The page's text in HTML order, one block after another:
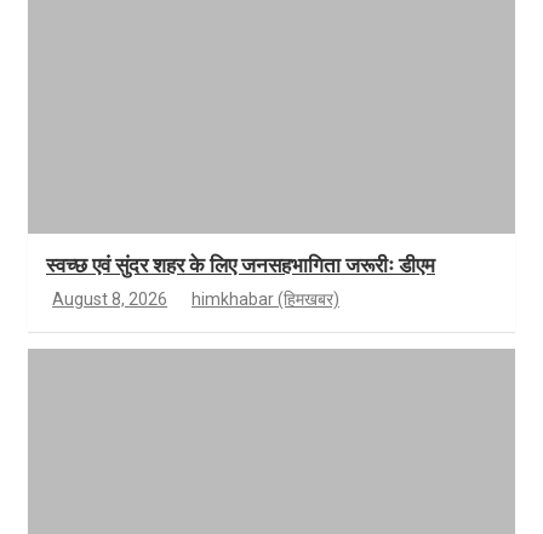
स्वच्छ एवं सुंदर शहर के लिए जनसहभागिता जरूरीः डीएम
August 8, 2026 himkhabar (हिमखबर)